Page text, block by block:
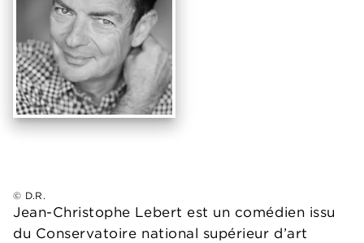
Jean-Christophe Lebert est un comédien issu
du Conservatoire national supérieur d’art
© D.R.